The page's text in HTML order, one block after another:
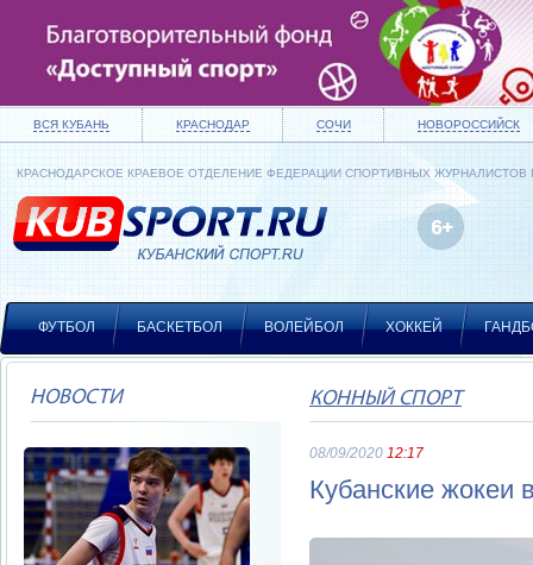
ВСЯ КУБАНЬ КРАСНОДАР СОЧИ НОВОРОССИЙСК
КРАСНОДАРСКОЕ КРАЕВОЕ ОТДЕЛЕНИЕ ФЕДЕРАЦИИ СПОРТИВНЫХ ЖУРНАЛИСТОВ
ФУТБОЛ БАСКЕТБОЛ ВОЛЕЙБОЛ ХОККЕЙ
НОВОСТИ КОННЫЙ СПОРТ
08/09/2020 12:17
Кубанские жокеи